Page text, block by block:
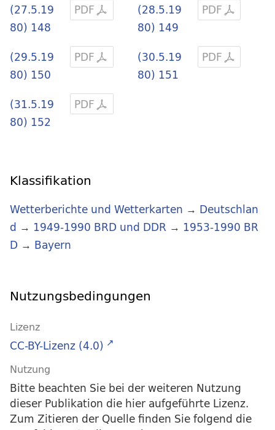
PDF
(27.5.19
80) 148
PDF
(28.5.19
80) 149
PDF
(29.5.19
80) 150
PDF
(30.5.19
80) 151
PDF
(31.5.19
80) 152
Klassifikation
Wetterberichte und Wetterkarten → Deutschlan
d → 1949-1990 BRD und DDR → 1953-1990 BR
D → Bayern
Nutzungsbedingungen
Lizenz
CC-BY-Lizenz (4.0)
Nutzung
Bitte beachten Sie bei der weiteren Nutzung
dieser Publikation die hier aufgeführte Lizenz.
Zum Zitieren der Quelle finden Sie folgend die